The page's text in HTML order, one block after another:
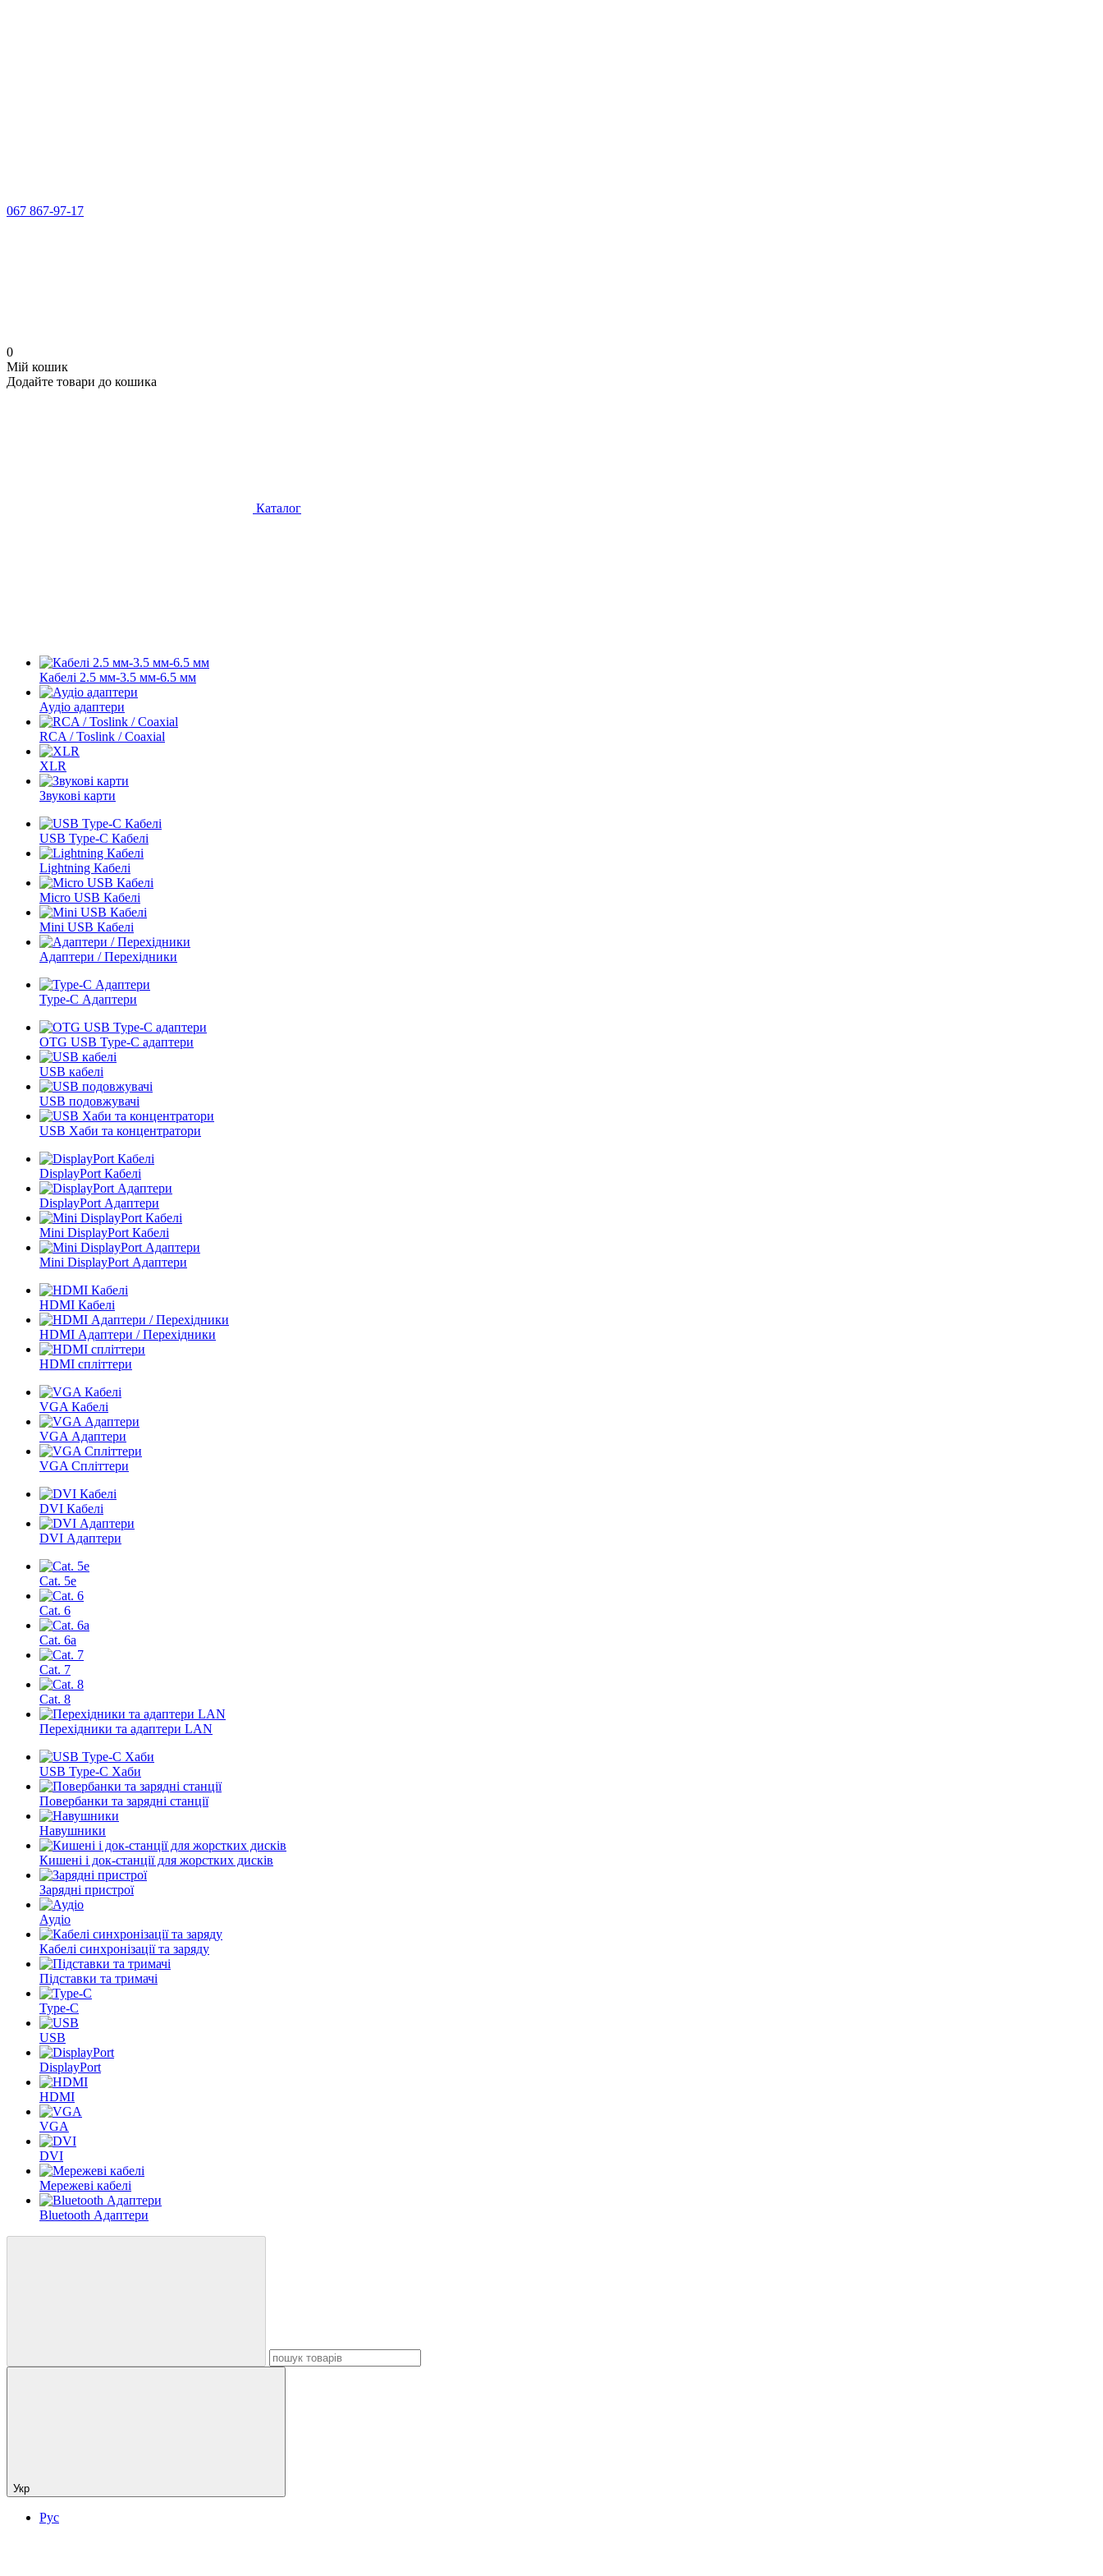
067 867-97-17
0
Мій кошик
Додайте товари до кошика
Каталог
Кабелі 2.5 мм-3.5 мм-6.5 мм
Аудіо адаптери
RCA / Toslink / Coaxial
XLR
Звукові карти
USB Type-C Кабелі
Lightning Кабелі
Micro USB Кабелі
Mini USB Кабелі
Адаптери / Перехідники
Type-C Адаптери
OTG USB Type-C адаптери
USB кабелі
USB подовжувачі
USB Хаби та концентратори
DisplayPort Кабелі
DisplayPort Адаптери
Mini DisplayPort Кабелі
Mini DisplayPort Адаптери
HDMI Кабелі
HDMI Адаптери / Перехідники
HDMI спліттери
VGA Кабелі
VGA Адаптери
VGA Спліттери
DVI Кабелі
DVI Адаптери
Cat. 5e
Cat. 6
Cat. 6a
Cat. 7
Cat. 8
Перехідники та адаптери LAN
USB Type-C Хаби
Повербанки та зарядні станції
Навушники
Кишені і док-станції для жорстких дисків
Зарядні пристрої
Аудіо
Кабелі синхронізації та заряду
Підставки та тримачі
Type-C
USB
DisplayPort
HDMI
VGA
DVI
Мережеві кабелі
Bluetooth Адаптери
Укр
Рус